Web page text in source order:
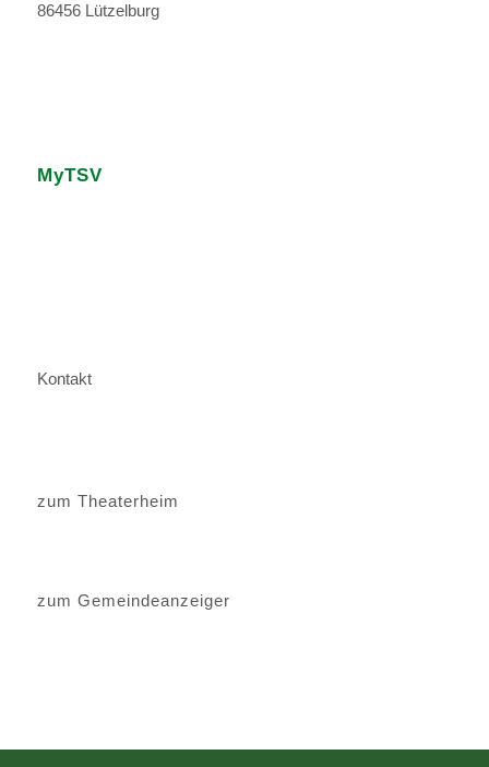
86456 Lützelburg
MyTSV
Kontakt
zum Theaterheim
zum Gemeindeanzeiger